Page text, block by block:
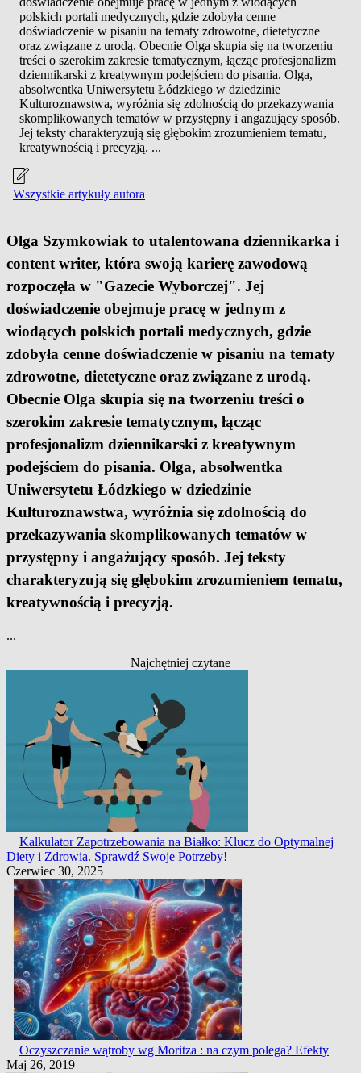
polskich portali medycznych, gdzie zdobyła cenne
doświadczenie w pisaniu na tematy zdrowotne, dietetyczne
oraz związane z urodą. Obecnie Olga skupia się na tworzeniu
treści o szerokim zakresie tematycznym, łącząc profesjonalizm
dziennikarski z kreatywnym podejściem do pisania. Olga,
absolwentka Uniwersytetu Łódzkiego w dziedzinie
Kulturoznawstwa, wyróżnia się zdolnością do przekazywania
skomplikowanych tematów w przystępny i angażujący sposób.
Jej teksty charakteryzują się głębokim zrozumieniem tematu,
kreatywnością i precyzją. ...
Wszystkie artykuły autora
Olga Szymkowiak to utalentowana dziennikarka i
content writer, która swoją karierę zawodową
rozpoczęła w "Gazecie Wyborczej". Jej
doświadczenie obejmuje pracę w jednym z
wiodących polskich portali medycznych, gdzie
zdobyła cenne doświadczenie w pisaniu na tematy
zdrowotne, dietetyczne oraz związane z urodą.
Obecnie Olga skupia się na tworzeniu treści o
szerokim zakresie tematycznym, łącząc
profesjonalizm dziennikarski z kreatywnym
podejściem do pisania. Olga, absolwentka
Uniwersytetu Łódzkiego w dziedzinie
Kulturoznawstwa, wyróżnia się zdolnością do
przekazywania skomplikowanych tematów w
przystępny i angażujący sposób. Jej teksty
charakteryzują się głębokim zrozumieniem tematu,
kreatywnością i precyzją.
...
Najchętniej czytane
Kalkulator Zapotrzebowania na Białko: Klucz do Optymalnej
Diety i Zdrowia. Sprawdź Swoje Potrzeby!
Czerwiec 30, 2025
Oczyszczanie wątroby wg Moritza : na czym polega? Efekty
Maj 26, 2019